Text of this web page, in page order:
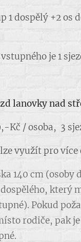
1 dospělý +2
je 1
lanovkynad
Kč / osoba, 3
využít pro více
140 cm (osoby
který
Pokud
rodiče, pak